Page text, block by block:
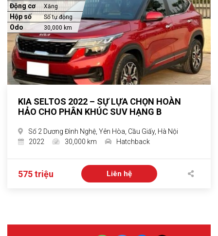
Động cơ Xăng
Hộp số Số tự động
Odo 30,000 km
KIA SELTOS 2022 – SỰ LỰA CHỌN HOÀN
HẢO CHO PHÂN KHÚC SUV HẠNG B
Số 2 Dương Đình Nghệ, Yên Hòa, Cầu Giấy, Hà Nội
2022
30,000 km Hatchback
575 triệu Liên hệ